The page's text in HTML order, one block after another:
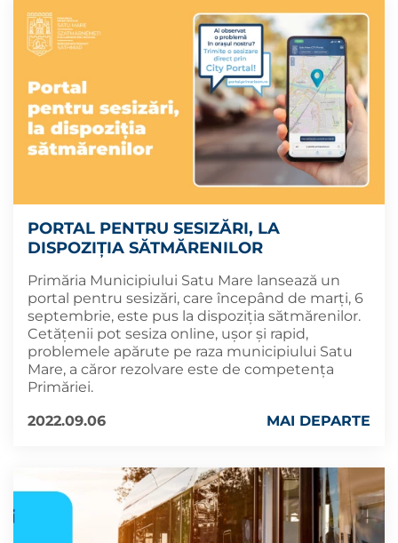
PORTAL PENTRU SESIZĂRI, LA
DISPOZIȚIA SĂTMĂRENILOR
Primăria Municipiului Satu Mare lansează un
portal pentru sesizări, care începând de marți, 6
septembrie, este pus la dispoziția sătmărenilor.
Cetățenii pot sesiza online, ușor și rapid,
problemele apărute pe raza municipiului Satu
Mare, a căror rezolvare este de competența
Primăriei.
2022.09.06
MAI DEPARTE